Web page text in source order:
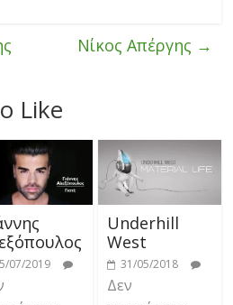
Νίκος Απέργης →
Like
07/2019
Underhill
West
31/05/2018
Δεν